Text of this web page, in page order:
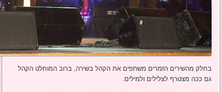
בחלק מהשירים הזמרים משתפים את הקהל בשירה, ברוב המוחלט הקהל
גם ככה מצטרף לצלילים ולמילים.